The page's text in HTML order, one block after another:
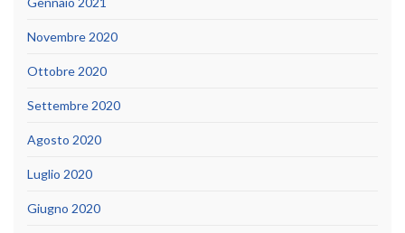
Novembre 2020
Ottobre 2020
Settembre 2020
Agosto 2020
Luglio 2020
Giugno 2020